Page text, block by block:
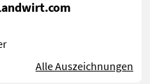
Alle Auszeichnungen